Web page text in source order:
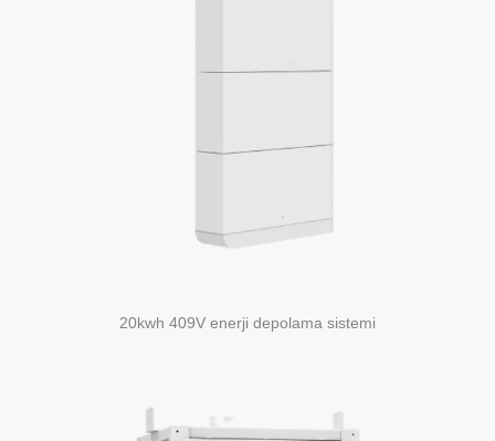
20kwh 409V enerji depolama sistemi